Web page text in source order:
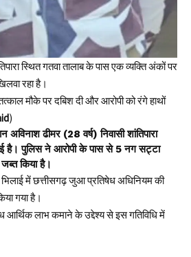
स्थित गतवा तालाब के पास एक व्यक्ति अंकों पर
रहा है।
मौके पर दबिश दी और आरोपी को रंगे हाथों
)
अविनाश ढीमर (28 वर्ष) निवासी शांतिपारा
है। पुलिस ने आरोपी के पास से ​5 नग सट्टा
किया है।
भिलाई में छत्तीसगढ़ जुआ प्रतिषेध अधिनियम की
गया है।
आर्थिक लाभ कमाने के उद्देश्य से इस गतिविधि में